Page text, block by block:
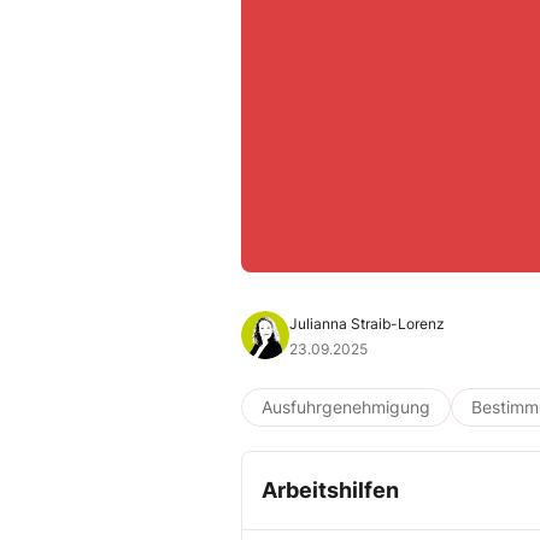
Julianna Straib-Lorenz
23.09.2025
Ausfuhrgenehmigung
Arbeitshilfen